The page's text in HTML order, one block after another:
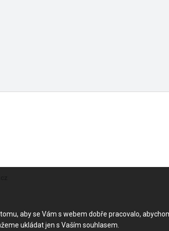
aby se Vám s webem dobře pracovalo,
ukládat jen s Vaším souhlasem.